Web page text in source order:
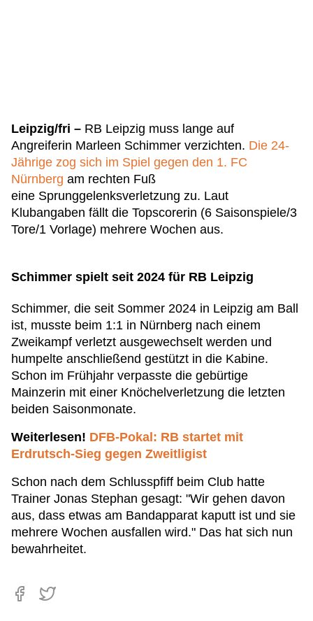
Leipzig/fri – RB Leipzig muss lange auf
Angreiferin Marleen Schimmer verzichten. Die 24-
Jährige zog sich im Spiel gegen den 1. FC
Nürnberg am rechten Fuß
eine Sprunggelenksverletzung zu. Laut
Klubangaben fällt die Topscorerin (6 Saisonspiele/3
Tore/1 Vorlage) mehrere Wochen aus.
Schimmer spielt seit 2024 für RB Leipzig
Schimmer, die seit Sommer 2024 in Leipzig am Ball
ist, musste beim 1:1 in Nürnberg nach einem
Zweikampf verletzt ausgewechselt werden und
humpelte anschließend gestützt in die Kabine.
Schon im Frühjahr verpasste die gebürtige
Mainzerin mit einer Knöchelverletzung die letzten
beiden Saisonmonate.
Weiterlesen! DFB-Pokal: RB startet mit
Erdrutsch-Sieg gegen Zweitligist
Schon nach dem Schlusspfiff beim Club hatte
Trainer Jonas Stephan gesagt: "Wir gehen davon
aus, dass etwas am Bandapparat kaputt ist und sie
mehrere Wochen ausfallen wird." Das hat sich nun
bewahrheitet.